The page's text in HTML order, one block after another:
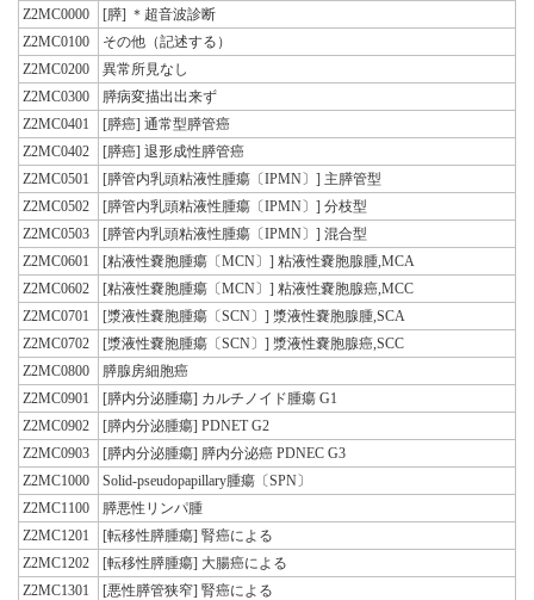
Z2MC0000
[膵] ＊超音波診断
Z2MC0100
その他（記述する）
Z2MC0200
異常所見なし
Z2MC0300
膵病変描出出来ず
Z2MC0401
[膵癌] 通常型膵管癌
Z2MC0402
[膵癌] 退形成性膵管癌
Z2MC0501
[膵管内乳頭粘液性腫瘍〔IPMN〕] 主膵管型
Z2MC0502
[膵管内乳頭粘液性腫瘍〔IPMN〕] 分枝型
Z2MC0503
[膵管内乳頭粘液性腫瘍〔IPMN〕] 混合型
Z2MC0601
[粘液性嚢胞腫瘍〔MCN〕] 粘液性嚢胞腺腫,MCA
Z2MC0602
[粘液性嚢胞腫瘍〔MCN〕] 粘液性嚢胞腺癌,MCC
Z2MC0701
[漿液性嚢胞腫瘍〔SCN〕] 漿液性嚢胞腺腫,SCA
Z2MC0702
[漿液性嚢胞腫瘍〔SCN〕] 漿液性嚢胞腺癌,SCC
Z2MC0800
膵腺房細胞癌
Z2MC0901
[膵内分泌腫瘍] カルチノイド腫瘍 G1
Z2MC0902
[膵内分泌腫瘍] PDNET G2
Z2MC0903
[膵内分泌腫瘍] 膵内分泌癌 PDNEC G3
Z2MC1000
Solid-pseudopapillary腫瘍〔SPN〕
Z2MC1100
膵悪性リンパ腫
Z2MC1201
[転移性膵腫瘍] 腎癌による
Z2MC1202
[転移性膵腫瘍] 大腸癌による
Z2MC1301
[悪性膵管狭窄] 腎癌による